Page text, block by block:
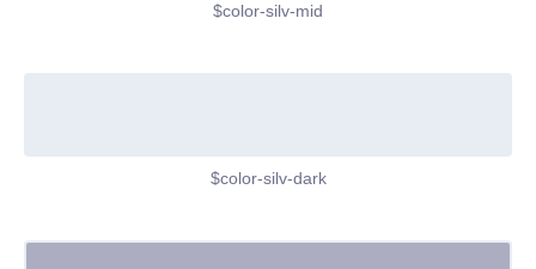
$color-silv-mid
$color-silv-dark